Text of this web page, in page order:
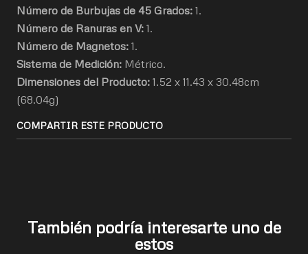
Número de Burbujas de 45 Grados: 1.
Número de Ranuras en V: 1.
Número de Magnetos: 1.
Sistema de Medición: Métrico.
Dimensiones del Producto: 1.52 x 11.43 x 30.48cm
(68.04g)
COMPARTIR ESTE PRODUCTO
También podría interesarte uno de
estos